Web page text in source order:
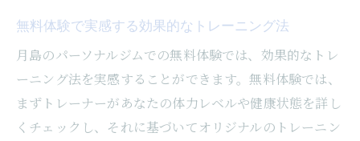
無料体験で実感する効果的なトレーニング法
月島のパーソナルジムでの無料体験では、効果的なトレ
ーニング法を実感することができます。無料体験では、
まずトレーナーがあなたの体力レベルや健康状態を詳し
くチェックし、それに基づいてオリジナルのトレーニン